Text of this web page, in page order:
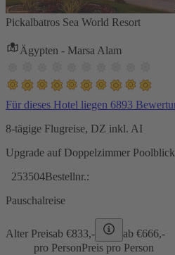
Pickalbatros Sea World Resort
Ägypten - Marsa Alam
Für dieses Hotel liegen 6893
8-tägige Flugreise, DZ inkl. AI
Upgrade auf Doppelzimmer
253504Bestellnr.:
Pauschalreise
Alter Preisab €833,- ab €666,-
pro PersonPreis pro Person